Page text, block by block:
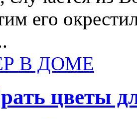
его
В ДОМЕ
цветы